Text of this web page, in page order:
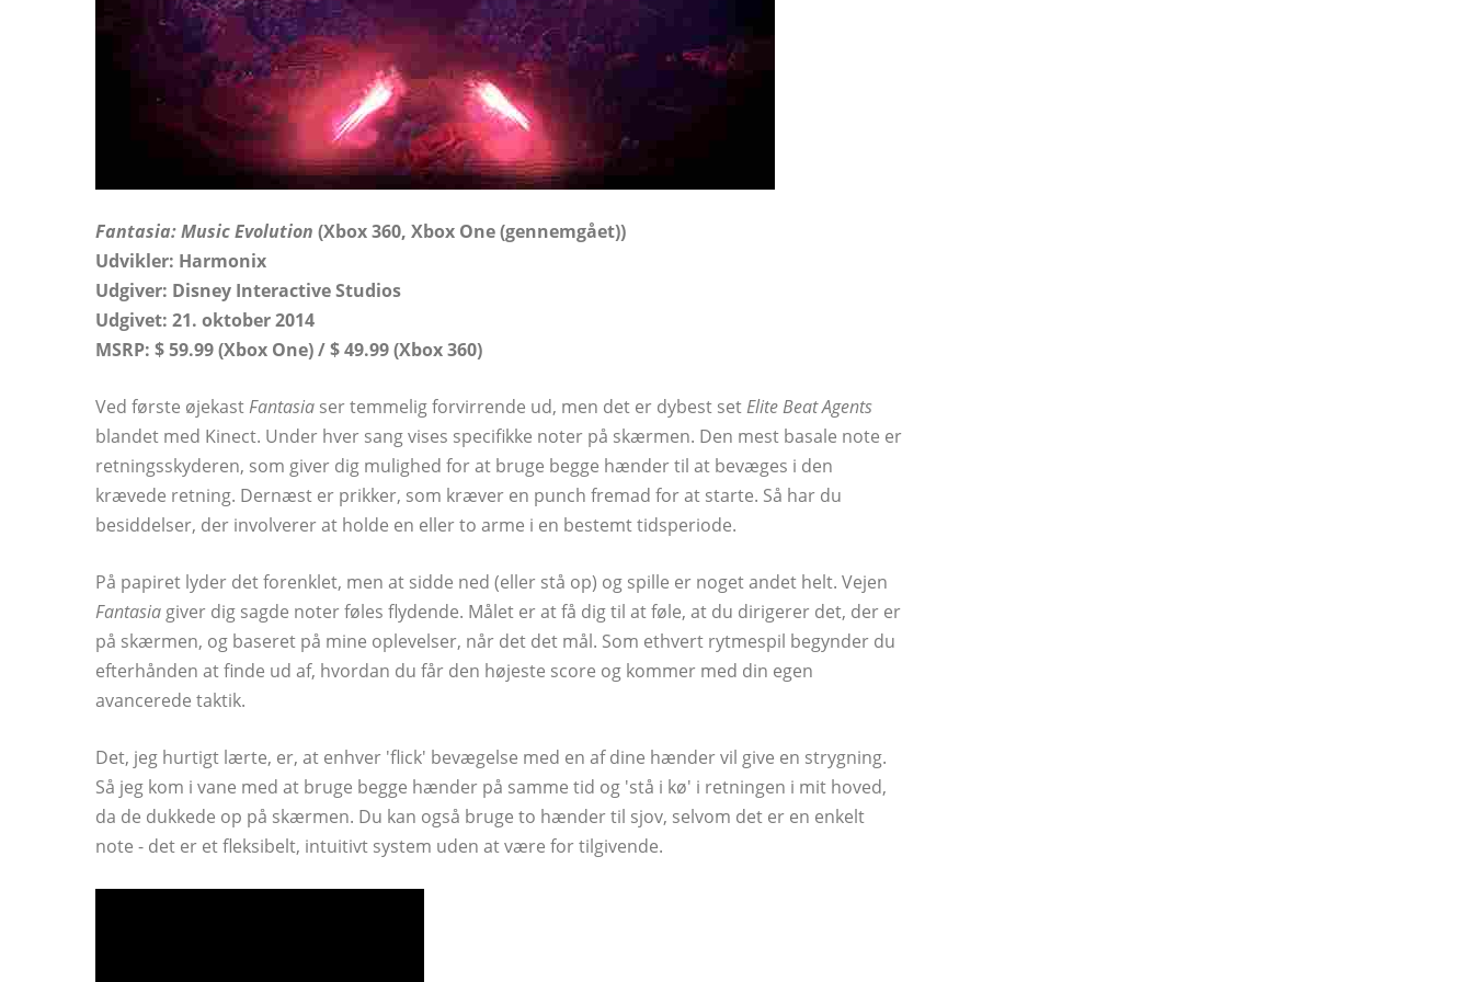
Fantasia: Music Evolution (Xbox 360, Xbox One (gennemgået))
Udvikler: Harmonix
Udgiver: Disney Interactive Studios
Udgivet: 21. oktober 2014
MSRP: $ 59.99 (Xbox One) / $ 49.99 (Xbox 360)
Ved første øjekastFantasia ser temmelig forvirrende ud, men det er dybest setElite Beat Agents
blandet med Kinect. Under hver sang vises specifikke noter på skærmen. Den mest basale note er
retningsskyderen, som giver dig mulighed for at bruge begge hænder til at bevæges i den
krævede retning. Dernæst er prikker, som kræver en punch fremad for at starte. Så har du
besiddelser, der involverer at holde en eller to arme i en bestemt tidsperiode.
På papiret lyder det forenklet, men at sidde ned (eller stå op) og spille er noget andet helt. Vejen
Fantasia giver dig sagde noter føles flydende. Målet er at få dig til at føle, at du dirigerer det, der er
på skærmen, og baseret på mine oplevelser, når det det mål. Som ethvert rytmespil begynder du
efterhånden at finde ud af, hvordan du får den højeste score og kommer med din egen
avancerede taktik.
Det, jeg hurtigt lærte, er, at enhver 'flick' bevægelse med en af ​​dine hænder vil give en strygning.
Så jeg kom i vane med at bruge begge hænder på samme tid og 'stå i kø' i retningen i mit hoved,
da de dukkede op på skærmen. Du kan også bruge to hænder til sjov, selvom det er en enkelt
note - det er et fleksibelt, intuitivt system uden at være for tilgivende.